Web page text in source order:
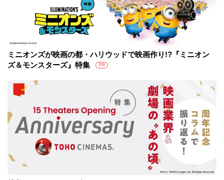
ミニオンズが映画の都・ハリウッドで映画作り!?『ミニオン
ズ＆モンスターズ』特集
PR